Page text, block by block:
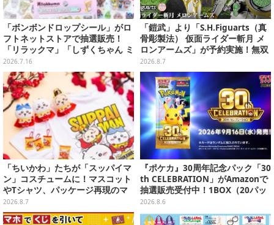
「ボンボンドロップシール」がロ
フトネットストアで抽選販売！
「リラックマ」「しずくちゃん ミ
ニ」など全12種をラインナップ
2026.7.16
「鎧武」より「S.H.Figuarts（真
骨彫製法） 仮面ライダー斬月 メ
ロンアームズ」が予約実施！無双
セイバー、メロンディフェンダー
が付属
2026.8.7
「ちいかわ」たちが「スッパイマ
ン」コスチュームに！マスコット
やTシャツ、パッケージ再現のマ
グネットなど全5アイテム
2026.8.7
『ポケカ』30周年記念パック「30
th CELEBRATION」がAmazonで
抽選販売受付中！1BOX（20パッ
ク入り）
2026.8.6